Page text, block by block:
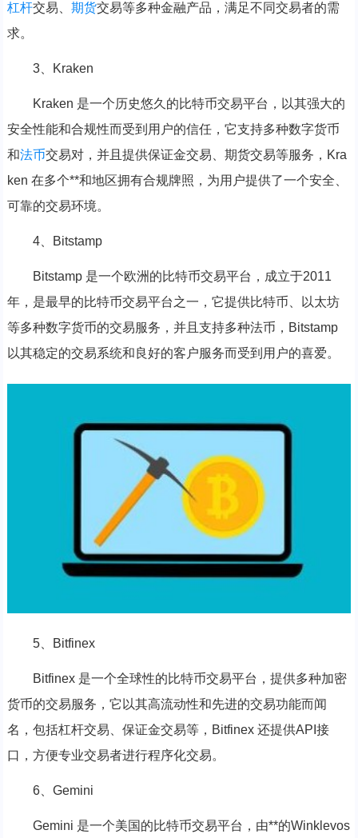
杠杆交易、 期货交易等多种金融产品，满足不同交易者的需
求。
3、Kraken
Kraken 是一个历史悠久的比特币交易平台，以其强大的
安全性能和合规性而受到用户的信任，它支持多种数字货币
和法币交易对，并且提供保证金交易、期货交易等服务，Kra
ken 在多个**和地区拥有合规牌照，为用户提供了一个安全、
可靠的交易环境。
4、Bitstamp
Bitstamp 是一个欧洲的比特币交易平台，成立于2011
年，是最早的比特币交易平台之一，它提供比特币、以太坊
等多种数字货币的交易服务，并且支持多种法币，Bitstamp
以其稳定的交易系统和良好的客户服务而受到用户的喜爱。
5、Bitfinex
Bitfinex 是一个全球性的比特币交易平台，提供多种加密
货币的交易服务，它以其高流动性和先进的交易功能而闻
名，包括杠杆交易、保证金交易等，Bitfinex 还提供API接
口，方便专业交易者进行程序化交易。
6、Gemini
Gemini 是一个美国的比特币交易平台，由**的Winklevos